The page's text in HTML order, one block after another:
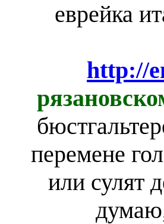
еврейка
http://
перемене
или сулят